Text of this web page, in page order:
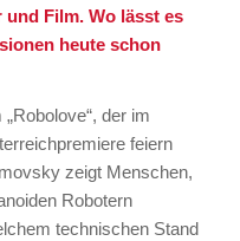
Film. Wo lässt es
heute schon
der im
feiern
zeigt Menschen,
Robotern
technischen Stand